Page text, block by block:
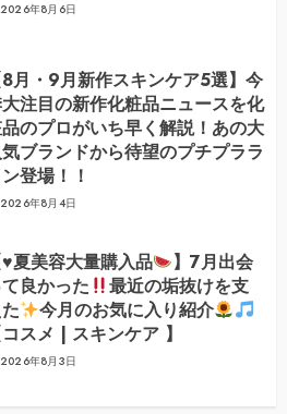
2026年8月6日
8月・9月新作スキンケア5選】今
注目の新作化粧品ニュースを化
のプロがいち早く解説！あの大
ブランドから待望のプチプララ
登場！！
2026年8月4日
♥️夏美容大量購入品
】7月出会
良かった
最近の垢抜けを支
今月のお気に入り紹介
コスメ | スキンケア 】
2026年8月3日